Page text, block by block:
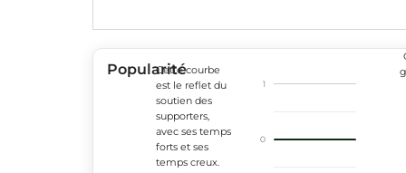
PopularitéCette courbe
est le reflet du
soutien des
supporters,
avec ses temps
forts et ses
temps creux.
0
1